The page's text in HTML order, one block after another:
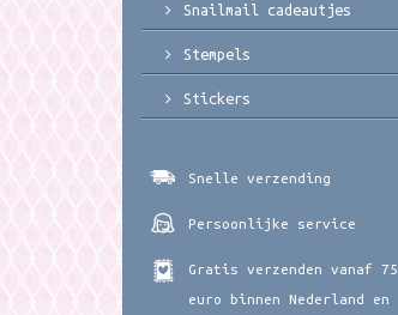
Snailmail cadeautjes
Stempels
Stickers
Snelle verzending
Persoonlijke service
Gratis verzenden vanaf 75
euro binnen Nederland en